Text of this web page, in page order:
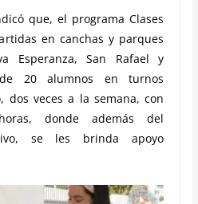
que, el programa Clases
rtidas en canchas y parques
Esperanza, San Rafael y
20 alumnos en turnos
dos veces a la semana, con
donde además del
se les brinda apoyo